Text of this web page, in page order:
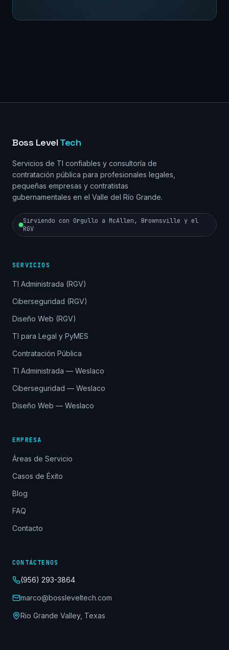
Boss Level Tech
Servicios de TI confiables y consultoría de
contratación pública para profesionales legales,
pequeñas empresas y contratistas
gubernamentales en el Valle del Río Grande.
Sirviendo con Orgullo a McAllen, Brownsville y el
RGV
SERVICIOS
TI Administrada (RGV)
Ciberseguridad (RGV)
Diseño Web (RGV)
TI para Legal y PyMES
Contratación Pública
TI Administrada — Weslaco
Ciberseguridad — Weslaco
Diseño Web — Weslaco
EMPRESA
Áreas de Servicio
Casos de Éxito
Blog
FAQ
Contacto
CONTÁCTENOS
(956) 293-3864
marco@bossleveltech.com
Rio Grande Valley, Texas